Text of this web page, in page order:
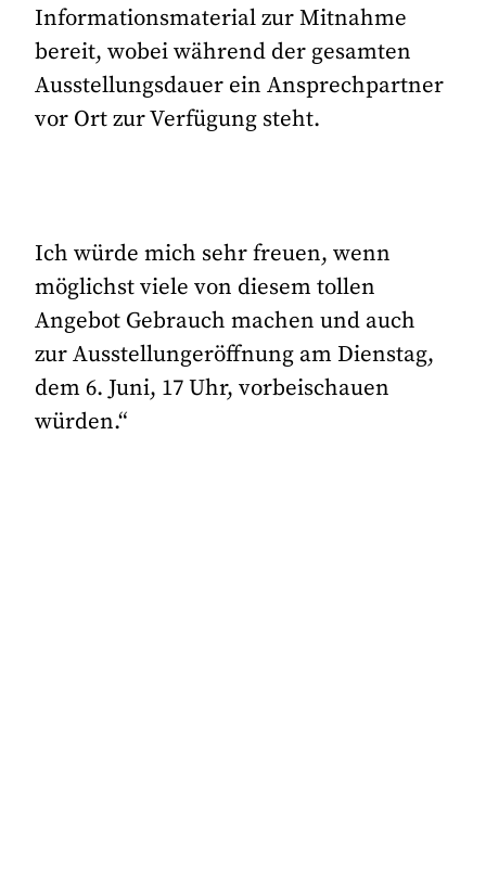
Informationsmaterial zur Mitnahme
bereit, wobei während der gesamten
Ausstellungsdauer ein Ansprechpartner
vor Ort zur Verfügung steht.
Ich würde mich sehr freuen, wenn
möglichst viele von diesem tollen
Angebot Gebrauch machen und auch
zur Ausstellungeröffnung am Dienstag,
dem 6. Juni, 17 Uhr, vorbeischauen
würden.“